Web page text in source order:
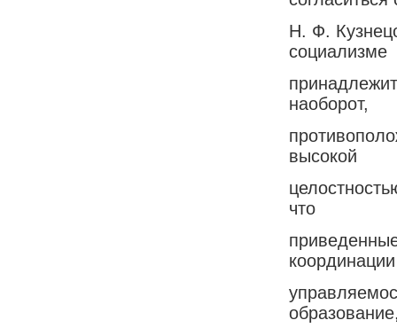
Н. Ф.
социализме
наоборот,
высокой
что